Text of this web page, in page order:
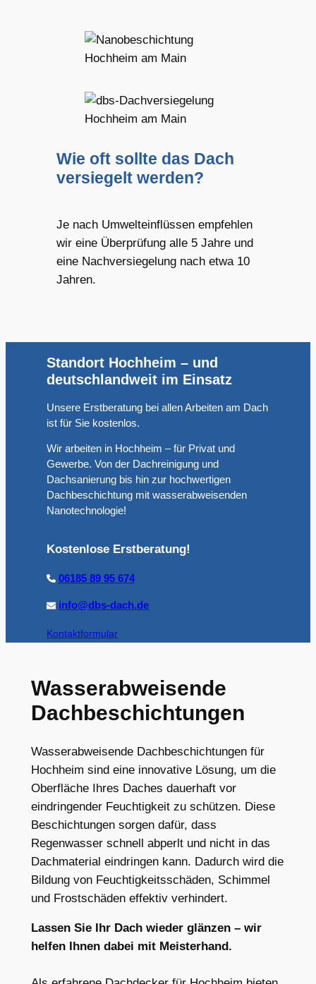
Wie oft sollte das Dach
versiegelt werden?
Je nach Umwelteinflüssen empfehlen
wir eine Überprüfung alle 5 Jahre und
eine Nachversiegelung nach etwa 10
Jahren.
Standort Hochheim – und
deutschlandweit im Einsatz
Unsere Erstberatung bei allen Arbeiten am Dach
ist für Sie kostenlos.
Wir arbeiten in Hochheim – für Privat und
Gewerbe. Von der Dachreinigung und
Dachsanierung bis hin zur hochwertigen
Dachbeschichtung mit wasserabweisenden
Nanotechnologie!
Kostenlose Erstberatung!
06185 89 95 674
info@dbs-dach.de
Kontaktformular
Wasserabweisende
Dachbeschichtungen
Wasserabweisende Dachbeschichtungen für
Hochheim sind eine innovative Lösung, um die
Oberfläche Ihres Daches dauerhaft vor
eindringender Feuchtigkeit zu schützen. Diese
Beschichtungen sorgen dafür, dass
Regenwasser schnell abperlt und nicht in das
Dachmaterial eindringen kann. Dadurch wird die
Bildung von Feuchtigkeitsschäden, Schimmel
und Frostschäden effektiv verhindert.
Lassen Sie Ihr Dach wieder glänzen – wir
helfen Ihnen dabei mit Meisterhand.